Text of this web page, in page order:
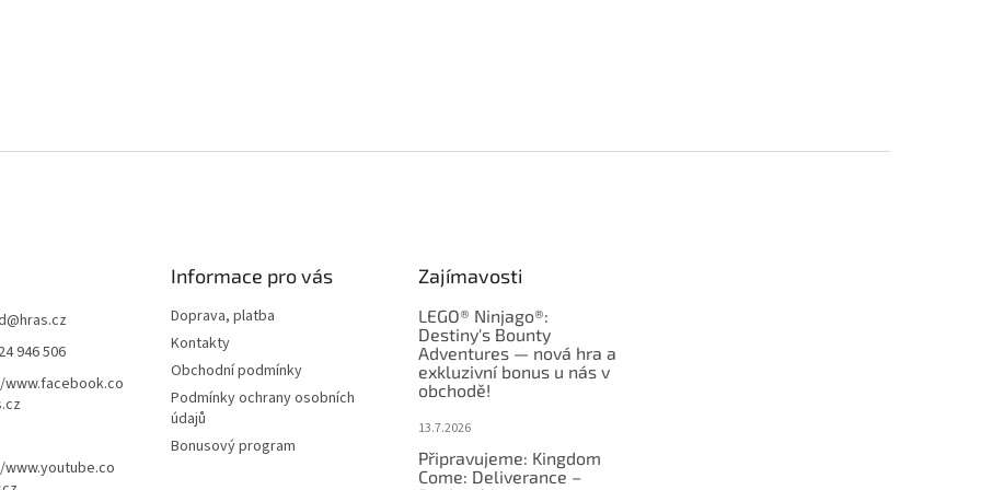
@hras.cz
946 506
Informace pro vás
Doprava, platba
Kontakty
Obchodní podmínky
Podmínky ochrany osobních
údajů
Bonusový program
Zajímavosti
LEGO® Ninjago®:
Destiny's Bounty
Adventures — nová hra a
exkluzivní bonus u nás v
obchodě!
13.7.2026
Připravujeme: Kingdom
Come: Deliverance –